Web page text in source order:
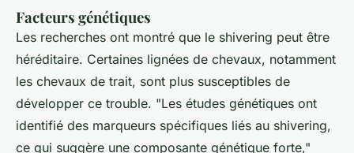
Facteurs génétiques
Les recherches ont montré que le shivering peut être
héréditaire. Certaines lignées de chevaux, notamment
les chevaux de trait, sont plus susceptibles de
développer ce trouble. "Les études génétiques ont
identifié des marqueurs spécifiques liés au shivering,
ce qui suggère une composante génétique forte,"